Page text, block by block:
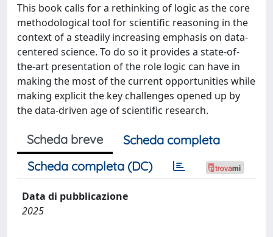
This book calls for a rethinking of logic as the core
methodological tool for scientific reasoning in the
context of a steadily increasing emphasis on data-
centered science. To do so it provides a state-of-
the-art presentation of the role logic can have in
making the most of the current opportunities while
making explicit the key challenges opened up by
the data-driven age of scientific research.
Scheda breve
Scheda completa
Scheda completa (DC)
Data di pubblicazione
2025